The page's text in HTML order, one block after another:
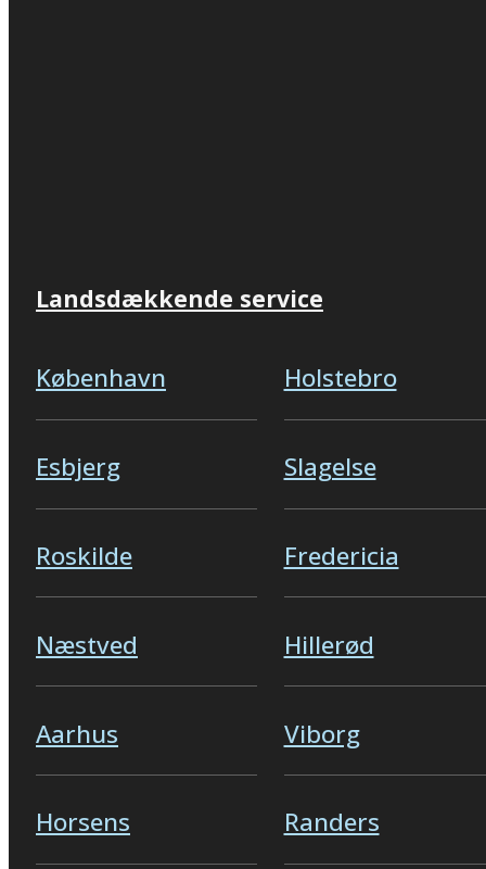
Landsdækkende service
København Holstebro
Esbjerg Slagelse
Roskilde Fredericia
Næstved Hillerød
Aarhus Viborg
Horsens Randers